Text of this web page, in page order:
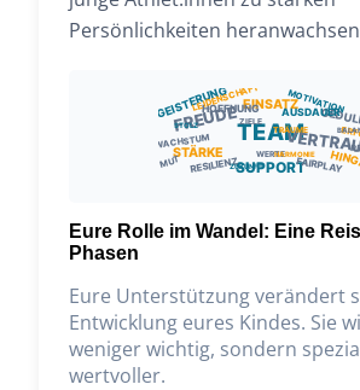
Persönlichkeiten
TEAM
FREUDE EINSATZ
SUPPORT
STÄRKE
BEGEISTERUNGHOFFNUNG AUSDAUER
WACHSTUM
RESILIENZ FAIRPLAY
WERTE
LEIDENSCHAFT MOTIVATION
MUT
ZIELE
TRÄUME
STOLZ
ZUKUNFT
HARMONIE
Eure Rolle im Wandel: Eine
Phasen
Eure Unterstützung verändert
Entwicklung eures Kindes. Sie
weniger wichtig, sondern
wertvoller.